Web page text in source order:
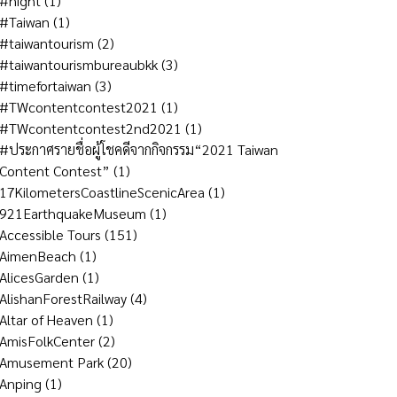
#Taiwan (1)
#taiwantourism (2)
#taiwantourismbureaubkk(3)
#timefortaiwan (3)
#TWcontentcontest2021 (1)
#TWcontentcontest2nd2021 (1)
#ประกาศรายชื่อผู้โชคดีจากกิจกรรม“2021 Taiwan
Content Contest” (1)
17KilometersCoastlineScenicArea (1)
921EarthquakeMuseum (1)
Accessible Tours (151)
AimenBeach (1)
AlicesGarden (1)
AlishanForestRailway(4)
Altar of Heaven (1)
AmisFolkCenter(2)
Amusement Park(20)
Anping (1)